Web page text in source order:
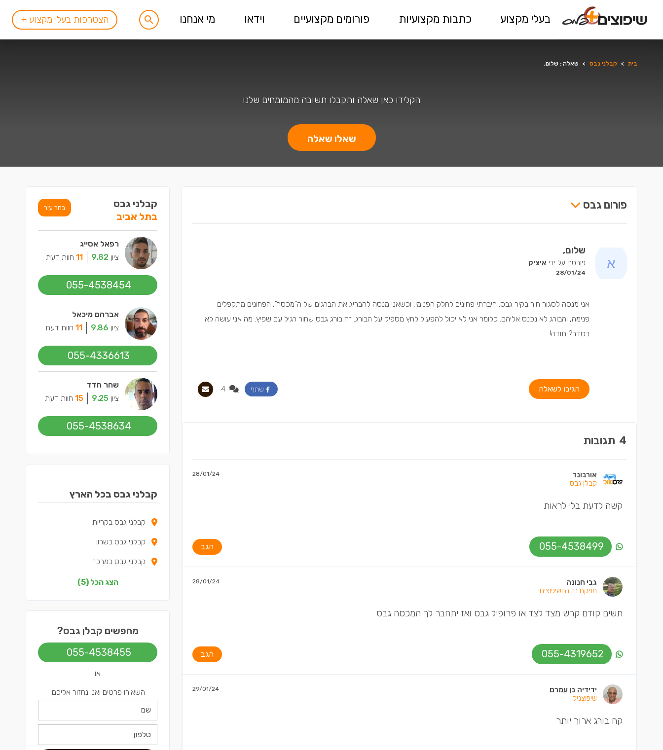
בעלי מקצוע כתבות מקצועיות פורומים מקצועיים וידאו מי אנחנו הצטרפות בעלי מקצוע +
בית > קבלני גבס > שאלה : שלום,
הקלידו כאן שאלה ותקבלו תשובה מהמומחים שלנו
שאלו שאלה
פורום גבס
שלום,
פורסם על ידי איציק
28/01/24
אני מנסה לסגור חור בקיר גבס. חיברתי פחונים לחלק הפנימי, וכשאני מנסה להבריג את הברגים של ה"מכסה", הפחונים מתקפלים
פנימה, והבורג לא נכנס אליהם. כלומר אני לא יכול להפעיל לחץ מספיק על הבורג. זה בורג גבס שחור רגיל עם שפיץ. מה אני עושה לא
בסדר? תודה!
הגיבו לשאלה שתף
4 תגובות
אורבונד
קבלן גבס
28/01/24
קשה לדעת בלי לראות
055-4538499 הגב
גבי חנונה
מפקח בניה ושיפוצים
28/01/24
תשים קודם קרש מצד לצד או פרופיל גבס ואז יתחבר לך המכסה גבס
055-4319652 הגב
ידידיה בן עמרם
שיפוצניק
29/01/24
קח בורג ארוך יותר
קבלני גבס
בתל אביב
בחר עיר
רפאל אסייג
ציון 9.82
11 חוות דעת
055-4538454
אברהם מיכאל
ציון 9.86
11 חוות דעת
055-4336613
שחר חדד
ציון 9.25
15 חוות דעת
055-4538634
קבלני גבס בכל הארץ
קבלני גבס בקריות
קבלני גבס בשרון
קבלני גבס במרכז
קבלני גבס בדרום
קבלני גבס בשפלה
הצג הכל (5)
מחפשים קבלן גבס?
055-4538455
או
השאירו פרטים ואנו נחזור אליכם: